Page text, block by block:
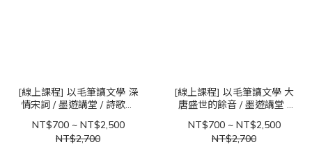
[線上課程] 以毛筆讀文學 深
情宋詞 / 墨遊講堂 / 詩歌系
列第六期．書法中的文學課
｜施筱雲教授&李念祖與談
NT$700 ~ NT$2,500
NT$2,700
[線上課程] 以毛筆讀文學 大
唐盛世的餘音 / 墨遊講堂 /
詩歌系列第五期．書法中的
文學課｜施筱雲教授-臺灣女
書法家
NT$700 ~ NT$2,500
NT$2,700